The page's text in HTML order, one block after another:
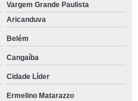
Vargem Grande Paulista
Aricanduva
Belém
Cangaíba
Cidade Líder
Ermelino Matarazzo